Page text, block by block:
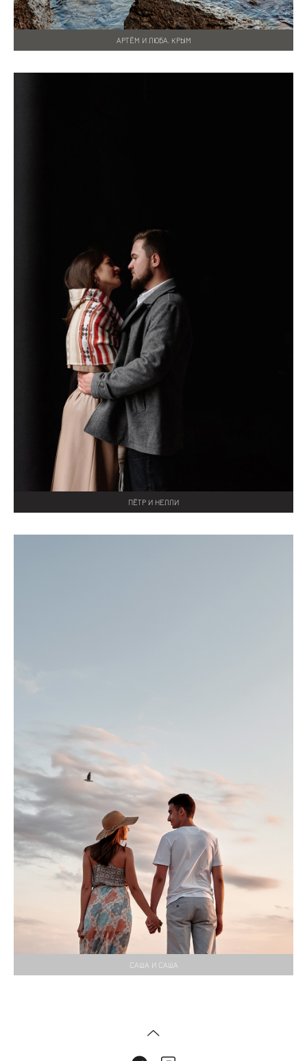
АРТЁМ И ЛЮБА. КРЫМ
ПЁТР И НЕЛЛИ
САША И САША